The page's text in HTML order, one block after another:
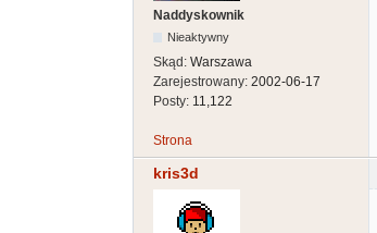
Naddyskownik
Nieaktywny
Skąd: Warszawa
Zarejestrowany: 2002-06-17
Posty: 11,122
Strona
kris3d